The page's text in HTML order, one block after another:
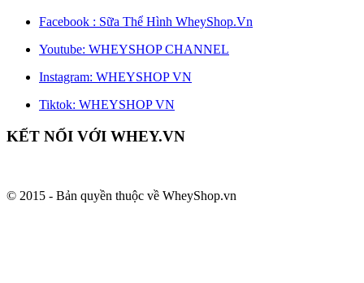
Facebook : Sữa Thể Hình WheyShop.Vn
Youtube: WHEYSHOP CHANNEL
Instagram: WHEYSHOP VN
Tiktok: WHEYSHOP VN
KẾT NỐI VỚI WHEY.VN
© 2015 - Bản quyền thuộc về WheyShop.vn